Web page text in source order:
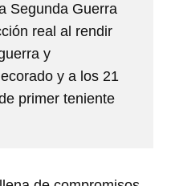
Segunda Guerra
real al rendir
y
y a los 21
primer teniente